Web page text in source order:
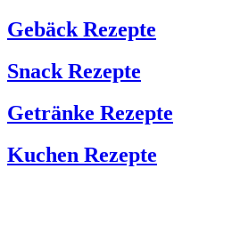
Gebäck Rezepte
Snack Rezepte
Getränke Rezepte
Kuchen Rezepte